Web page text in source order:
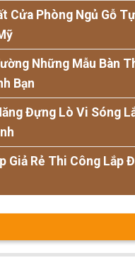
Cửa Phòng Ngủ Gỗ
Những Mẫu Bàn
Bạn
Đựng Lò Vi Sóng
Giả Rẻ Thi Công Lắp